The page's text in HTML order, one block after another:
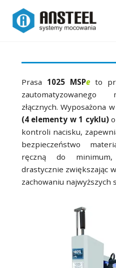
Prasa 1025 MSPeto
zautomatyzowanego
złącznych. Wyposażona w
(4 elementy w 1 cyklu)
kontroli nacisku,
bezpieczeństwo
ręczną do
drastycznie zwiększając
zachowaniu najwyższych